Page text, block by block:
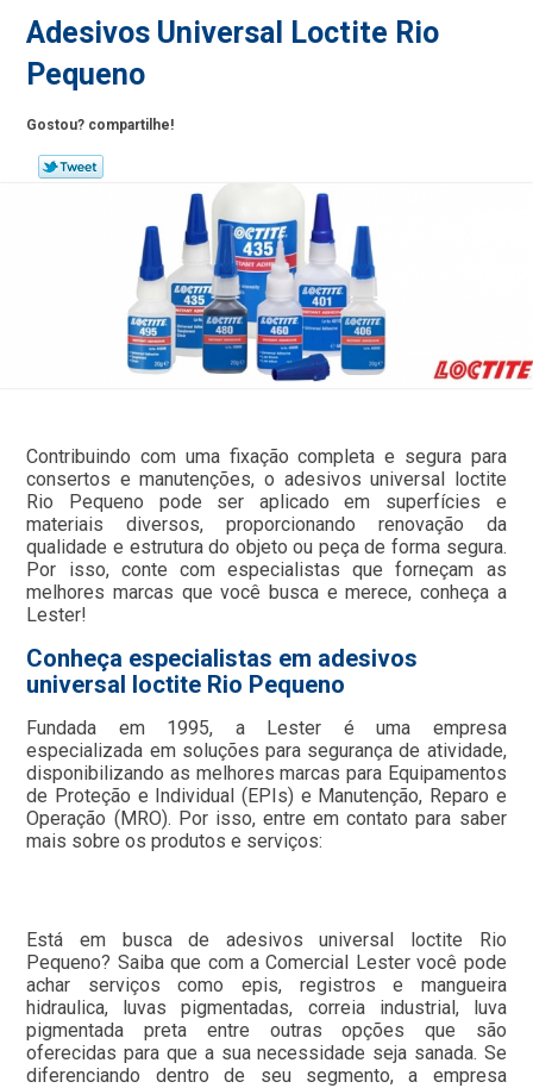
Adesivos Universal Loctite Rio
Pequeno
Gostou? compartilhe!
Contribuindo com uma fixação completa e segura para
consertos e manutenções, o adesivos universal loctite
Rio Pequeno pode ser aplicado em superfícies e
materiais diversos, proporcionando renovação da
qualidade e estrutura do objeto ou peça de forma segura.
Por isso, conte com especialistas que forneçam as
melhores marcas que você busca e merece, conheça a
Lester!
Conheça especialistas em adesivos
universal loctite Rio Pequeno
Fundada em 1995, a Lester é uma empresa
especializada em soluções para segurança de atividade,
disponibilizando as melhores marcas para Equipamentos
de Proteção e Individual (EPIs) e Manutenção, Reparo e
Operação (MRO). Por isso, entre em contato para saber
mais sobre os produtos e serviços:
Está em busca de adesivos universal loctite Rio
Pequeno? Saiba que com a Comercial Lester você pode
achar serviços como epis, registros e mangueira
hidraulica, luvas pigmentadas, correia industrial, luva
pigmentada preta entre outras opções que são
oferecidas para que a sua necessidade seja sanada. Se
diferenciando dentro de seu segmento, a empresa